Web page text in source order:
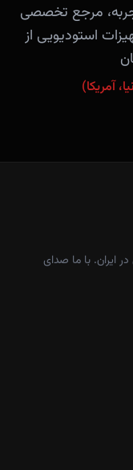
با بیش از ۳۰ سال تجربه، مرجع تخصصی
استودیویی از
آمریکا)
ایران. با ما صدای